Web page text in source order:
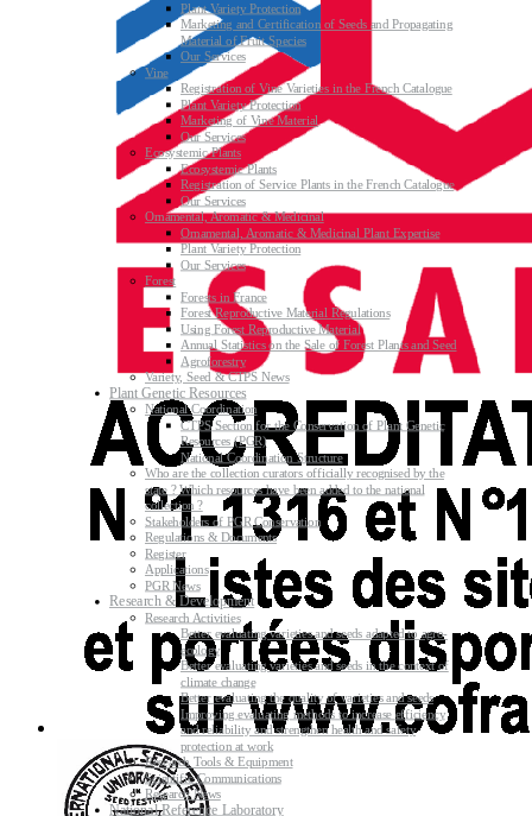
Plant Variety Protection
Marketing and Certification of Seeds and Propagating
Material of Fruit Species
Our Services
Vine
Registration of Vine Varieties in the French Catalogue
Plant Variety Protection
Marketing of Vine Material
Our Services
Ecosystemic Plants
Ecosystemic Plants
Registration of Service Plants in the French Catalogue
Our Services
Ornamental, Aromatic & Medicinal
Ornamental, Aromatic & Medicinal Plant Expertise
Plant Variety Protection
Our Services
Forest
Forests in France
Forest Reproductive Material Regulations
Using Forest Reproductive Material
Annual Statistics on the Sale of Forest Plants and Seed
Agroforestry
Variety, Seed & CTPS News
Plant Genetic Resources
National Coordination
CTPS Section for the Conservation of Plant Genetic
Resources (PGR)
National Coordination Structure
Who are the collection curators officially recognised by the
state ? Which resources have been added to the national
collection ?
Stakeholders of PGR Conservation
Regulations & Documents
Register
Applications
PGR News
Research & Development
Research Activities
Better evaluating varieties and seeds adapted to agro-
ecology
Better evaluating varieties and seeds in the context of
climate change
Better evaluating the quality of varieties and seeds
Improving evaluating methods to increase efficiency
and reliability and strengthen health and safety
protection at work
Research Tools & Equipment
Scientific Communications
Research News
National Reference Laboratory